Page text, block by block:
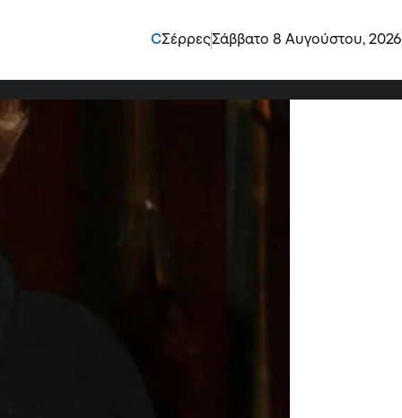
CΣέρρεςΣάββατο 8 Αυγούστου, 2026
τον παράτησα όταν
μου